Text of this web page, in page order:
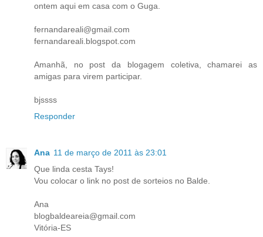
ontem aqui em casa com o Guga.
fernandareali@gmail.com
fernandareali.blogspot.com
Amanhã, no post da blogagem coletiva, chamarei as
amigas para virem participar.
bjssss
Responder
Ana 11 de março de 2011 às 23:01
Que linda cesta Tays!
Vou colocar o link no post de sorteios no Balde.
Ana
blogbaldeareia@gmail.com
Vitória-ES